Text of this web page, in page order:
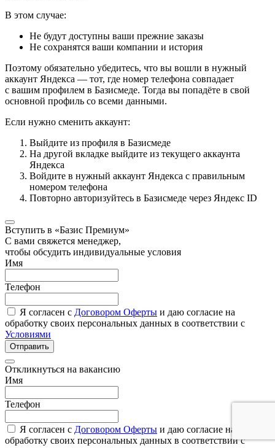
В этом случае:
Не будут доступны ваши прежние заказы
Не сохранятся ваши компании и история
Поэтому обязательно убедитесь, что вы вошли в нужный
аккаунт Яндекса — тот, где номер телефона совпадает
с вашим профилем в Базисмеде. Тогда вы попадёте в свой
основной профиль со всеми данными.
Если нужно сменить аккаунт:
Выйдите из профиля в Базисмеде
На другой вкладке выйдите из текущего аккаунта
Яндекса
Войдите в нужный аккаунт Яндекса с правильным
номером телефона
Повторно авторизуйтесь в Базисмеде через Яндекс ID
Вступить в «Базис Премиум»
С вами свяжется менеджер,
чтобы обсудить индивидуальные условия
Имя
Телефон
Я согласен с Договором Оферты и даю согласие на
обработку своих персональных данных в соответствии с
Условиями
Отправить
Откликнуться на вакансию
Имя
Телефон
Я согласен с Договором Оферты и даю согласие на
обработку своих персональных данных в соответствии с